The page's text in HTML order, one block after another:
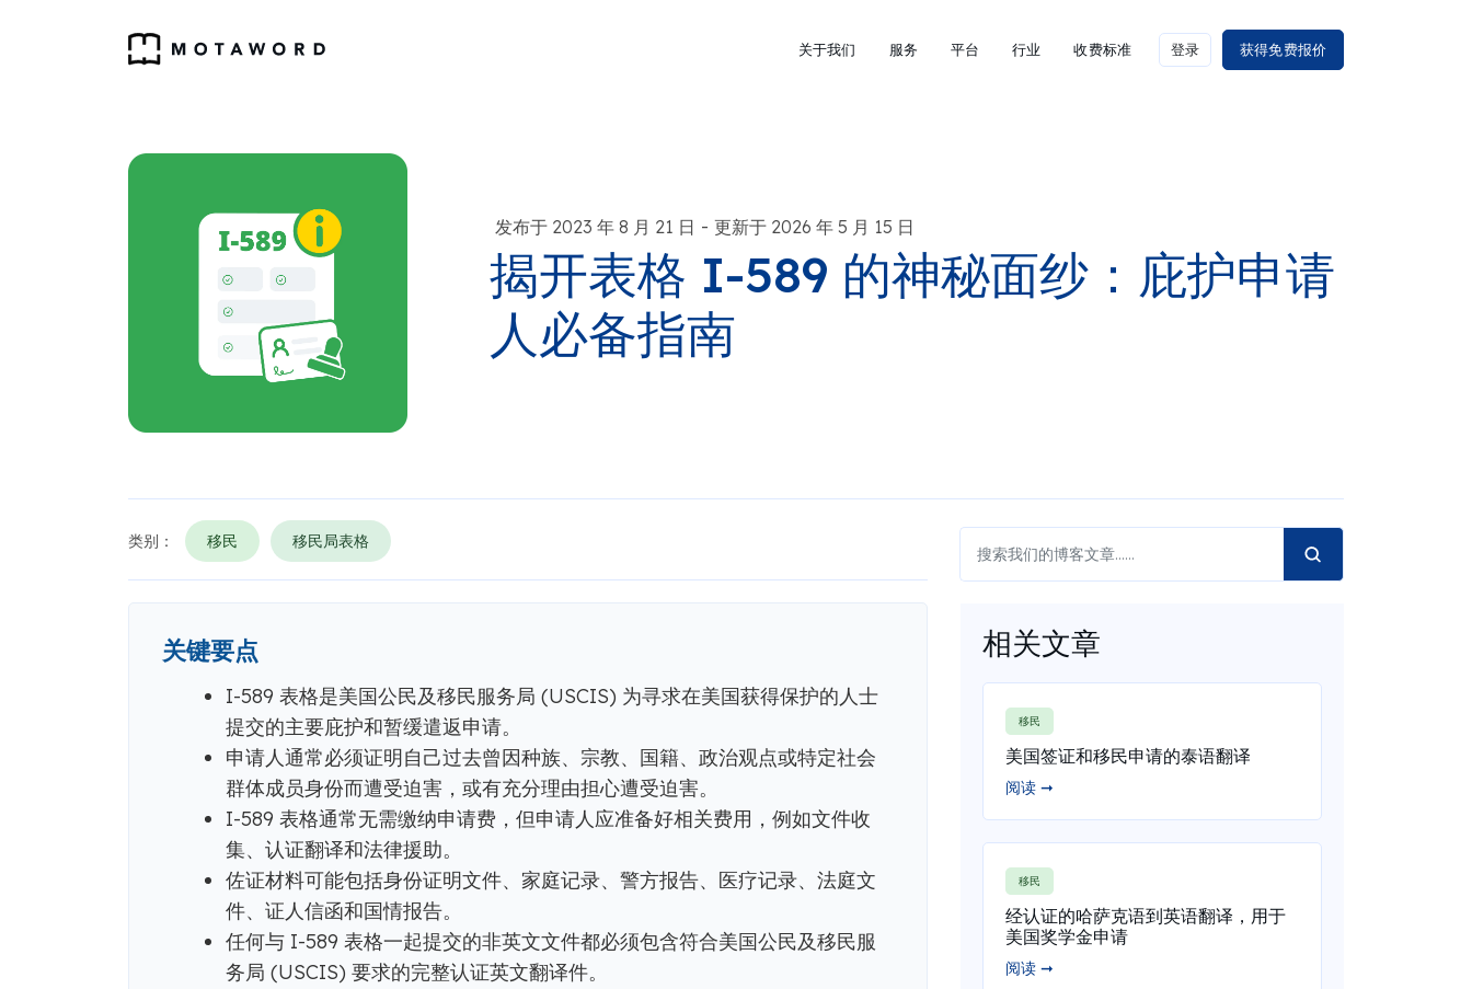
关于我们 服务 平台 行业 收费标准 登录 获得免费报价
发布于 2023 年 8 月 21 日 - 更新于 2026 年 5 月 15 日
揭开表格 I-589 的神秘面纱：庇护申请
人必备指南
类别： 移民 移民局表格
关键要点
I-589 表格是美国公民及移民服务局 (USCIS) 为寻求在美国获得保护的人士
提交的主要庇护和暂缓遣返申请。
申请人通常必须证明自己过去曾因种族、宗教、国籍、政治观点或特定社会
群体成员身份而遭受迫害，或有充分理由担心遭受迫害。
I-589 表格通常无需缴纳申请费，但申请人应准备好相关费用，例如文件收
集、认证翻译和法律援助。
佐证材料可能包括身份证明文件、家庭记录、警方报告、医疗记录、法庭文
件、证人信函和国情报告。
任何与 I-589 表格一起提交的非英文文件都必须包含符合美国公民及移民服
务局 (USCIS) 要求的完整认证英文翻译件。
相关文章
移民
美国签证和移民申请的泰语翻译
阅读 ➞
移民
经认证的哈萨克语到英语翻译，用于
美国奖学金申请
阅读 ➞